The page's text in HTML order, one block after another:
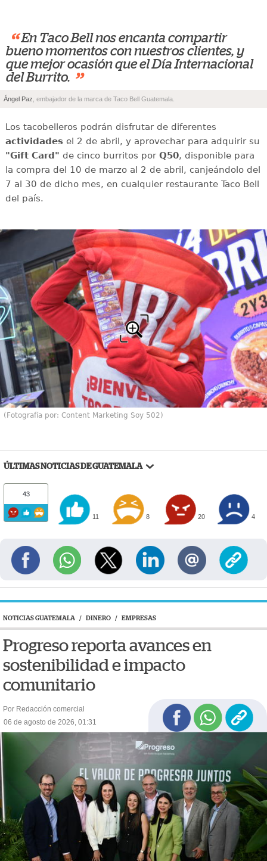
“ En Taco Bell nos encanta compartir
bueno momentos con nuestros clientes, y
que mejor ocasión que el Día Internacional
del Burrito. ”
Ángel Paz , embajador de la marca de Taco Bell Guatemala.
Los tacobelleros podrán disfrutar de diferentes
actividadesel 2 de abril, y aprovechar para adquirir su
"Gift Card" de cinco burritos por Q50, disponible para
la compra del 10 de marzo al 2 de abril, canjeándolo del
7 al 30 de dicho mes, en cualquier restaurante Taco Bell
del país.
(Fotografía por: Content Marketing Soy 502)
ÚLTIMAS NOTICIAS DE GUATEMALA
43
11 8 20 4
NOTICIAS GUATEMALA / DINERO / EMPRESAS
Progreso reporta avances en
sostenibilidad e impacto
comunitario
Por Redacción comercial
06 de agosto de 2026, 01:31